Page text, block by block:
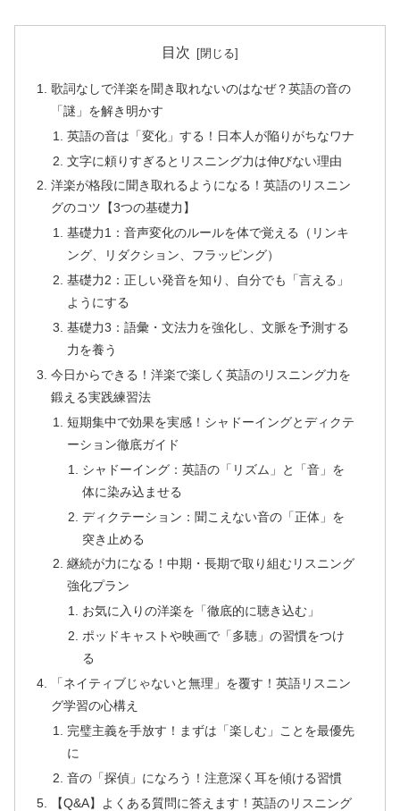
目次
歌詞なしで洋楽を聞き取れないのはなぜ？英語の音の
「謎」を解き明かす
英語の音は「変化」する！日本人が陥りがちなワナ
文字に頼りすぎるとリスニング力は伸びない理由
洋楽が格段に聞き取れるようになる！英語のリスニン
グのコツ【3つの基礎力】
基礎力1：音声変化のルールを体で覚える（リンキ
ング、リダクション、フラッピング）
基礎力2：正しい発音を知り、自分でも「言える」
ようにする
基礎力3：語彙・文法力を強化し、文脈を予測する
力を養う
今日からできる！洋楽で楽しく英語のリスニング力を
鍛える実践練習法
短期集中で効果を実感！シャドーイングとディクテ
ーション徹底ガイド
シャドーイング：英語の「リズム」と「音」を
体に染み込ませる
ディクテーション：聞こえない音の「正体」を
突き止める
継続が力になる！中期・長期で取り組むリスニング
強化プラン
お気に入りの洋楽を「徹底的に聴き込む」
ポッドキャストや映画で「多聴」の習慣をつけ
る
「ネイティブじゃないと無理」を覆す！英語リスニン
グ学習の心構え
完璧主義を手放す！まずは「楽しむ」ことを最優先
に
音の「探偵」になろう！注意深く耳を傾ける習慣
【Q&A】よくある質問に答えます！英語のリスニング